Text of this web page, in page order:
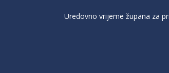
Uredovno vrijeme župana za